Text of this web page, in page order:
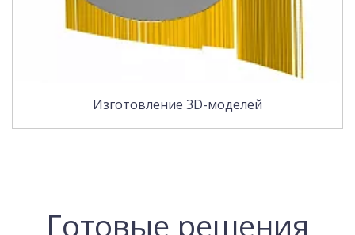
Изготовление 3D-моделей
Готовые решения